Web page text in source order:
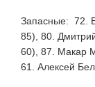
Запасные: 72.
85), 80.
60), 87. Макар
61. Алексей